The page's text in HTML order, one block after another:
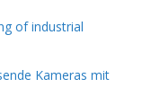
of industrial
Kameras mit